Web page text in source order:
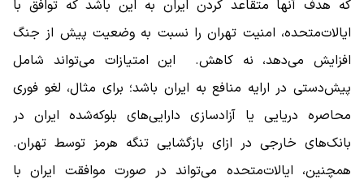
که هدف آنها متقاعد کردن ایران به این باشد که توافق با
ایالات‌متحده، امنیت تهران را نسبت به وضعیت پیش از جنگ
افزایش می‌دهد، نه کاهش. این امتیازات می‌تواند شامل
پیش‌دستی در ارایه منافع به ایران باشد؛ برای مثال، لغو فوری
محاصره دریایی یا آزادسازی دارایی‌های بلوکه‌شده ایران در
بانک‌های خارجی در ازای بازگشایی تنگه هرمز توسط تهران.
همچنین، ایالات‌متحده می‌تواند در صورت موافقت ایران با